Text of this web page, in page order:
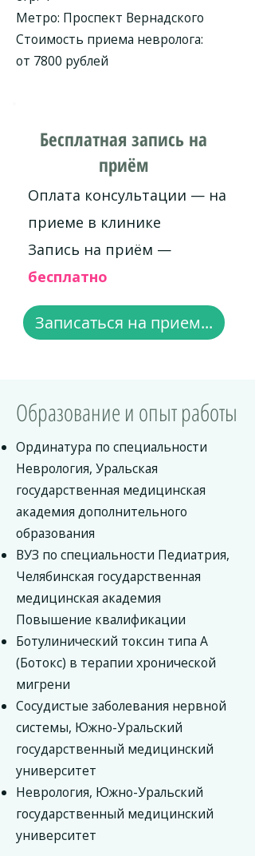
Метро: Проспект Вернадского
Стоимость приема невролога:
от 7800 рублей
Бесплатная запись на
приём
Оплата консультации — на
приеме в клинике
Запись на приём —
бесплатно
Записаться на прием...
Образование и опыт работы
Ординатура по специальности
Неврология, Уральская
государственная медицинская
академия дополнительного
образования
ВУЗ по специальности Педиатрия,
Челябинская государственная
медицинская академия
Повышение квалификации
Ботулинический токсин типа А
(Ботокс) в терапии хронической
мигрени
Сосудистые заболевания нервной
системы, Южно-Уральский
государственный медицинский
университет
Неврология, Южно-Уральский
государственный медицинский
университет